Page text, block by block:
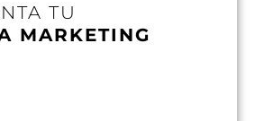
TU
MARKETING